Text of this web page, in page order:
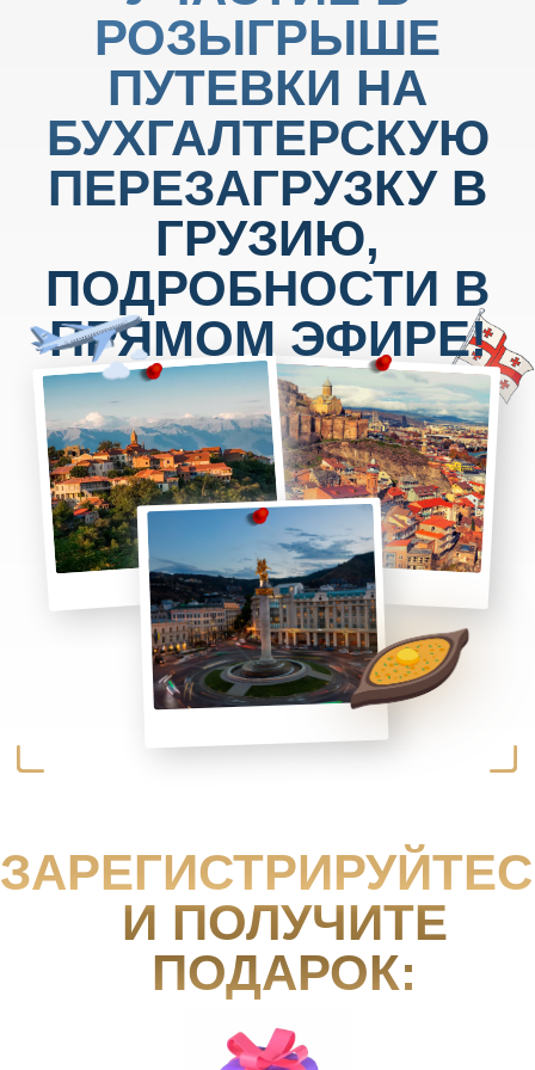
ENTERA
распознавания, проверки и ввода
документов в систему бухгалтерского
или складского учета.
Entera предоставляет всем участникам
бесплатный тестовый период, а также
новым клиентам дарит 1 месяц подписки
42CLOUDS
42Clouds – ваш надежный облачный
сервис для работы с 1С, который
предлагает еще больше возможностей
для бизнеса, бухгалтеров и партнеров!
С 42Clouds вы не только упрощаете
работу с 1С, но и расширяете свои
возможности через Маркет42 и
партнерские программы. Автоматизация,
доход и развитие – все это с нами!
ЗАРЕГИСТРИРУЙТЕСЬ
И ПОЛУЧИТЕ
ПОДАРОК:
Гайд “Как ускорить работу с